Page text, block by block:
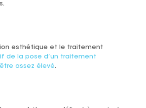
esthétique et le traitement
de la pose d’un traitement
assez élevé.